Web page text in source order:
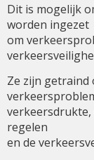
Dit is mogelijk
worden ingezet
om
Ze zijn getraind
regelen
en de